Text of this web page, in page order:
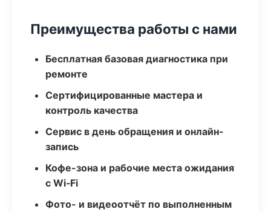
Преимущества работы с нами
Бесплатная базовая диагностика при
ремонте
Сертифицированные мастера и
контроль качества
Сервис в день обращения и онлайн-
запись
Кофе-зона и рабочие места ожидания
с Wi‑Fi
Фото- и видеоотчёт по выполненным